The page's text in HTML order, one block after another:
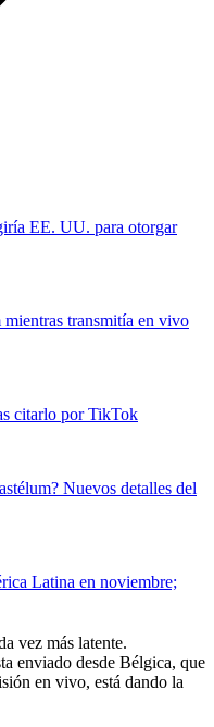
EE. UU. para otorgar
transmitía en vivo
citarlo por TikTok
Nuevos detalles del
Latina en noviembre;
vez más latente.
enviado desde Bélgica, que
en vivo, está dando la